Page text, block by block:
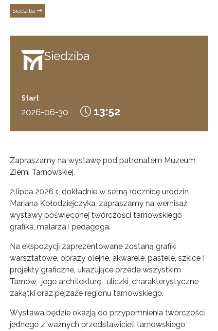
Siedziba
Siedziba
Start
2026-06-30 13:52
Zapraszamy na wystawę pod patronatem Muzeum
Ziemi Tarnowskiej.
2 lipca 2026 r., dokładnie w setną rocznicę urodzin
Mariana Kołodziejczyka, zapraszamy na wernisaż
wystawy poświęconej twórczości tarnowskiego
grafika, malarza i pedagoga.
Na ekspozycji zaprezentowane zostaną grafiki
warsztatowe, obrazy olejne, akwarele, pastele, szkice i
projekty graficzne, ukazujące przede wszystkim
Tarnów, jego architekturę, uliczki, charakterystyczne
zakątki oraz pejzaże regionu tarnowskiego.
Wystawa będzie okazją do przypomnienia twórczości
jednego z ważnych przedstawicieli tarnowskiego